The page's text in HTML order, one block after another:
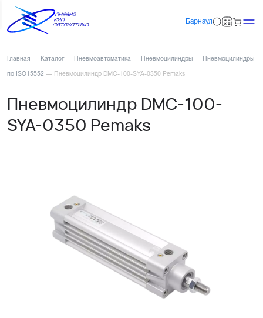
Барнаул
Главная — Каталог — Пневмоавтоматика — Пневмоцилиндры — Пневмоцилиндры
по ISO15552 — Пневмоцилиндр DMC-100-SYA-0350 Pemaks
Пневмоцилиндр DMC-100-
SYA-0350 Pemaks